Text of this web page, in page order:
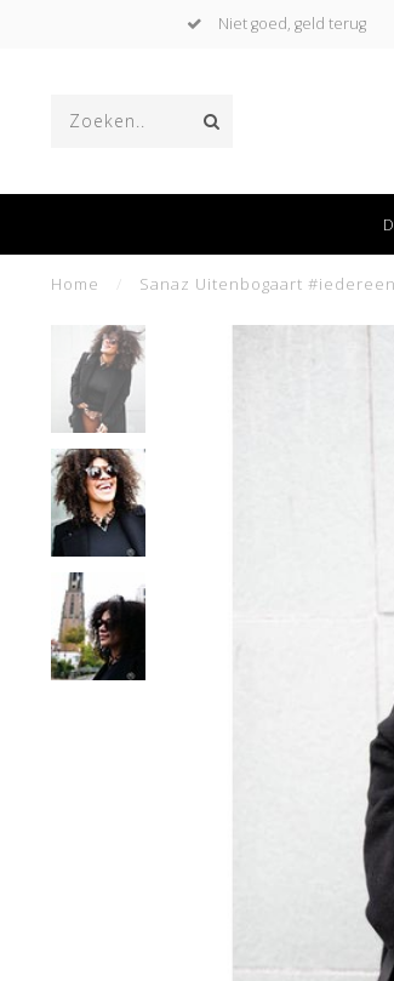
Niet goed, geld terug
Home Sanaz Uitenbogaart